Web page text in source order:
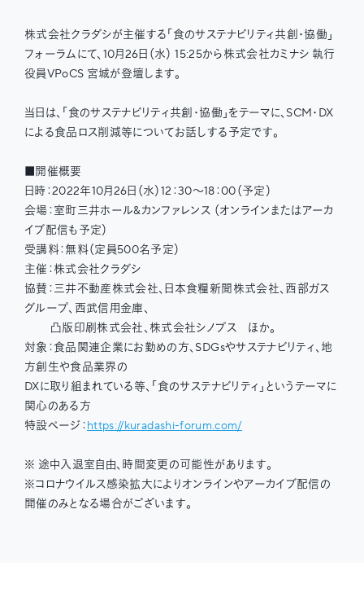
株式会社クラダシが主催する「食のサステナビリティ共創・協働」
フォーラムにて、10月26日（水） 15:25から株式会社カミナシ 執行
役員VPoCS 宮城が登壇します。
当日は、「食のサステナビリティ共創・協働」をテーマに、SCM・DX
による食品ロス削減等についてお話しする予定です。
■開催概要
日時：2022年10月26日（水）12：30～18：00（予定）
会場：室町三井ホール&カンファレンス （オンラインまたはアーカ
イブ配信も予定）
受講料：無料（定員500名予定）
主催：株式会社クラダシ
協賛：三井不動産株式会社、日本食糧新聞株式会社、西部ガス
グループ、西武信用金庫、
凸版印刷株式会社、株式会社シノプス ほか。
対象：食品関連企業にお勤めの方、SDGsやサステナビリティ、地
方創生や食品業界の
DXに取り組まれている等、「食のサステナビリティ」というテーマに
関心のある方
特設ページ：https://kuradashi-forum.com/
※ 途中入退室自由、時間変更の可能性があります。
※コロナウイルス感染拡大によりオンラインやアーカイブ配信の
開催のみとなる場合がございます。